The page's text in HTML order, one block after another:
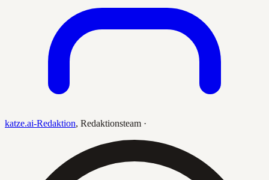
katze.ai-Redaktion, Redaktionsteam ·